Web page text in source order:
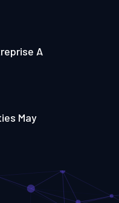
A
May